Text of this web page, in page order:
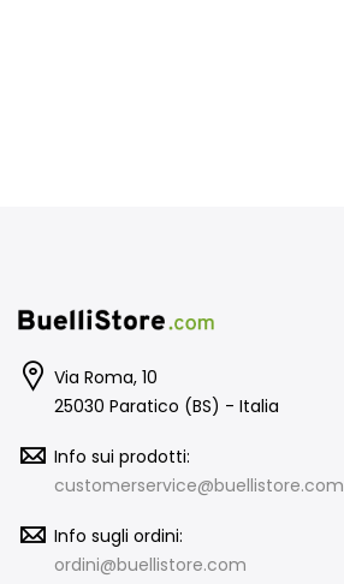
Via Roma, 10
25030 Paratico (BS) - Italia
Info sui prodotti:
customerservice@buellistore.com
Info sugli ordini:
ordini@buellistore.com